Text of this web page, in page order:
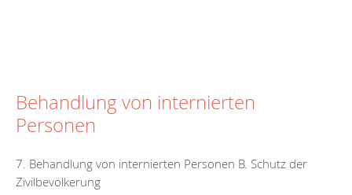
Behandlung von internierten
Personen
7. Behandlung von internierten Personen B. Schutz der
Zivilbevölkerung